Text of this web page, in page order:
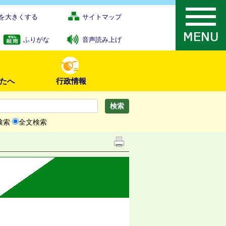
大きくする サイトマップ
ふりがな 音声読み上げ
へ 行政情報
索 全文検索